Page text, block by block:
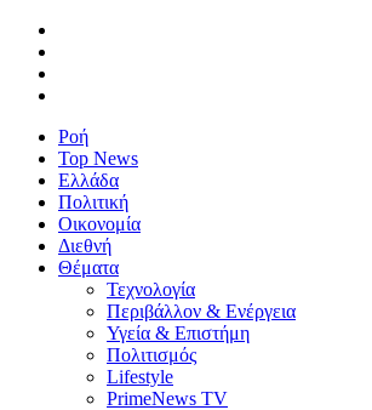
Ροή
Top News
Ελλάδα
Πολιτική
Οικονομία
Διεθνή
Θέματα
Τεχνολογία
Περιβάλλον & Ενέργεια
Υγεία & Επιστήμη
Πολιτισμός
Lifestyle
PrimeNews TV